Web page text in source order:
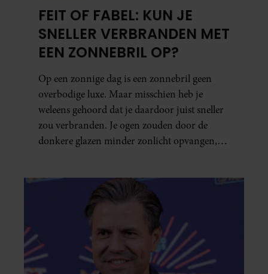
FEIT OF FABEL: KUN JE
SNELLER VERBRANDEN MET
EEN ZONNEBRIL OP?
Op een zonnige dag is een zonnebril geen
overbodige luxe. Maar misschien heb je
weleens gehoord dat je daardoor juist sneller
zou verbranden. Je ogen zouden door de
donkere glazen minder zonlicht opvangen,
ook echt? Wij zoeken uit hoe het zit.